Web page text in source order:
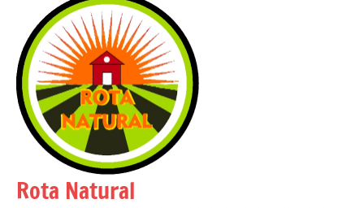
conteúdo
Rota Natural